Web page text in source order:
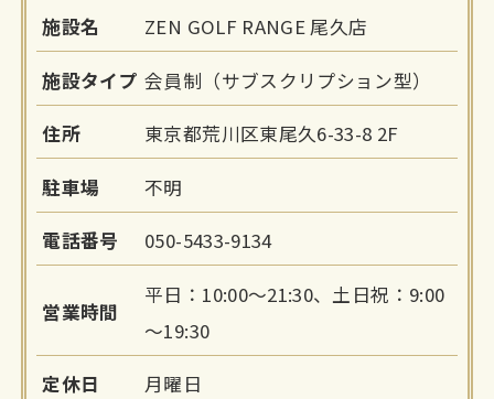
施設名 ZEN GOLF RANGE 尾久店
施設タイプ 会員制（サブスクリプション型）
住所 東京都荒川区東尾久6-33-8 2F
駐車場 不明
電話番号 050-5433-9134
営業時間
平日：10:00～21:30、土日祝：9:00
～19:30
定休日 月曜日